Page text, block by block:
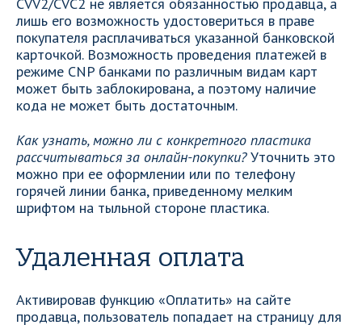
лишь его возможность удостовериться в праве
покупателя расплачиваться указанной банковской
карточкой. Возможность проведения платежей в
режиме CNP банками по различным видам карт
может быть заблокирована, а поэтому наличие
кода не может быть достаточным.
Как узнать, можно ли с конкретного пластика
рассчитываться за онлайн-покупки?Уточнить это
можно при ее оформлении или по телефону
горячей линии банка, приведенному мелким
шрифтом на тыльной стороне пластика.
Удаленная оплата
Активировав функцию «Оплатить» на сайте
продавца, пользователь попадает на страницу для